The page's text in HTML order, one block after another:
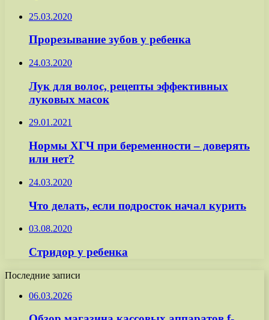
25.03.2020
Прорезывание зубов у ребенка
24.03.2020
Лук для волос, рецепты эффективных
луковых масок
29.01.2021
Нормы ХГЧ при беременности – доверять
или нет?
24.03.2020
Что делать, если подросток начал курить
03.08.2020
Стридор у ребенка
Последние записи
06.03.2026